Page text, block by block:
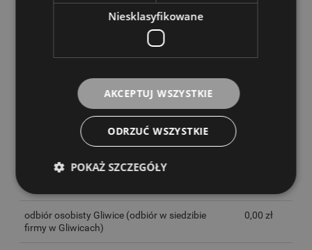
InPost Kurier 16,00 zł
Poczta Polska 20,00 zł
(Fedex)
odbiór osobisty Opole(odbiór w siedzibie
odbiór osobisty Gliwice (odbiór w siedzibie
firmy w Gliwicach)
0,00 zł
Niesklasyfikowane
AKCEPTUJ WSZYSTKIE
ODRZUĆ WSZYSTKIE
POKAŻ SZCZEGÓŁY